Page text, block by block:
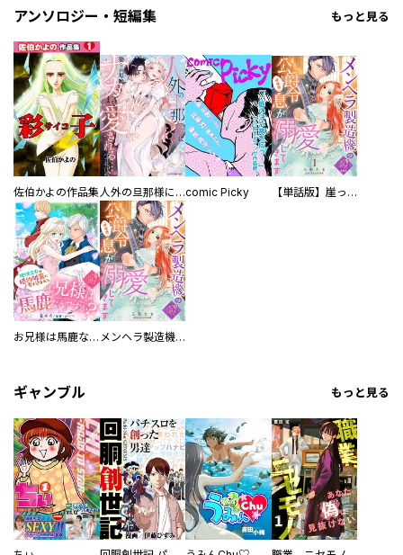
アンソロジー・短編集 もっと見る
佐伯かよの作品集 人外の旦那様に娶られ毎晩ナカまで愛される…。アンソロジーcomic Picky 【単話版】崖っぷち令嬢ですが、意地と策略で幸せになります！シリーズ
お兄様は馬鹿なんですか？～地味王女は婚約破棄に巻き込まれる～ メンヘラ製造機の公爵令息（過保護）が溺愛してきます
ギャンブル もっと見る